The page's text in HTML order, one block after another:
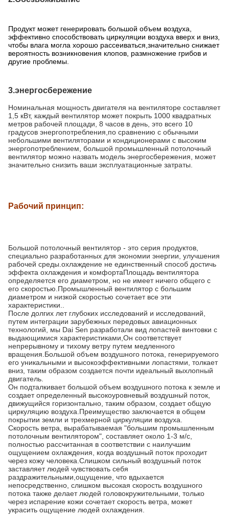
Продукт может генерировать большой объем воздуха,
эффективно способствовать циркуляции воздуха вверх и вниз,
чтобы влага могла хорошо рассеиваться,значительно снижает
вероятность возникновения клопов, размножение грибов и
другие проблемы.
3.энергосбережение
Номинальная мощность двигателя на вентиляторе составляет
1,5 кВт, каждый вентилятор может покрыть 1000 квадратных
метров рабочей площади, 8 часов в день, это всего 10
градусов энергопотребления,по сравнению с обычными
небольшими вентиляторами и кондиционерами с высоким
энергопотреблением, большой промышленный потолочный
вентилятор можно назвать модель энергосбережения, может
значительно снизить ваши эксплуатационные затраты.
Рабочий принцип:
Большой потолочный вентилятор - это серия продуктов,
специально разработанных для экономии энергии, улучшения
рабочей среды.охлаждение не единственный способ достичь
эффекта охлаждения и комфортаПлощадь вентилятора
определяется его диаметром, но не имеет ничего общего с
его скоростью.Промышленный вентилятор с большим
диаметром и низкой скоростью сочетает все эти
характеристики..
После долгих лет глубоких исследований и исследований,
путем интеграции зарубежных передовых авиационных
технологий, мы Dai Sen разработали вид лопастей винтовки с
выдающимися характеристиками,Он соответствует
непрерывному и тихому ветру путем медленного
вращения.Большой объем воздушного потока, генерируемого
его уникальными и высокоэффективными лопастями, толкает
вниз, таким образом создается почти идеальный выхлопный
двигатель.
Он подталкивает большой объем воздушного потока к земле и
создает определенный высокоуровневый воздушный поток,
движущийся горизонтально, таким образом, создает общую
циркуляцию воздуха.Преимущество заключается в общем
покрытии земли и трехмерной циркуляции воздуха.
Скорость ветра, вырабатываемая "большим промышленным
потолочным вентилятором", составляет около 1-3 м/с,
полностью рассчитанная в соответствии с наилучшим
ощущением охлаждения, когда воздушный поток проходит
через кожу человека.Слишком сильный воздушный поток
заставляет людей чувствовать себя
раздражительными,ощущение, что вдыхается
непосредственно, слишком высокая скорость воздушного
потока также делает людей головокружительными, только
через испарение кожи сочетает скорость ветра, может
украсить ощущение людей охлаждения.